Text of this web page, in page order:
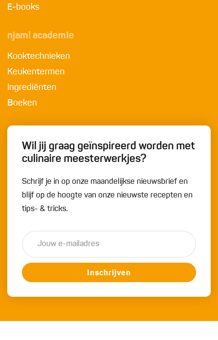
E-books
njam! academie
Kooktechnieken
Keukentermen
Ingrediënten
Boeken
Wil jij graag geïnspireerd worden met
culinaire meesterwerkjes?
Schrijf je in op onze maandelijkse nieuwsbrief en
blijf op de hoogte van onze nieuwste recepten en
tips- & tricks.
Inschrijven